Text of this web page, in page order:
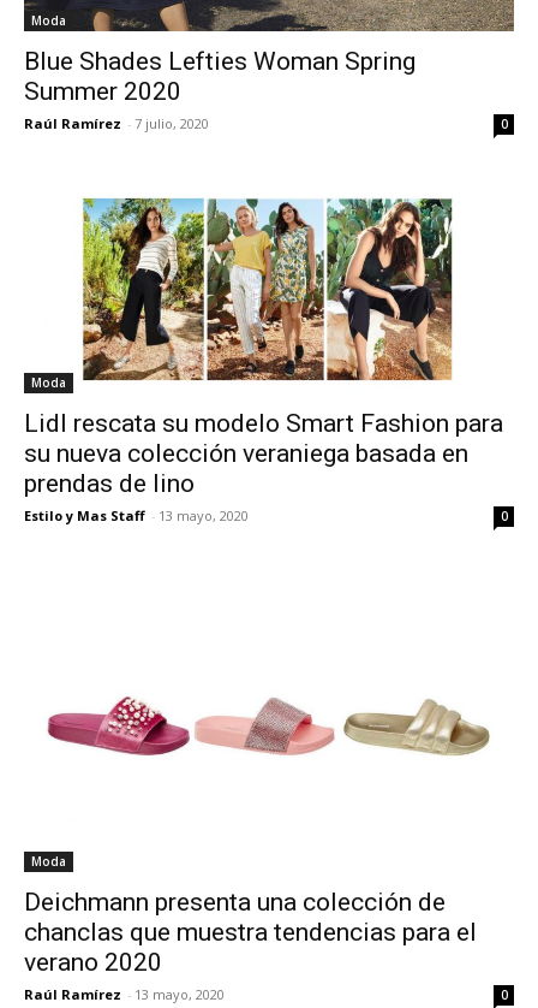
Moda
Blue Shades Lefties Woman Spring
Summer 2020
Raúl Ramírez - 7 julio, 2020 0
Moda
Lidl rescata su modelo Smart Fashion para
su nueva colección veraniega basada en
prendas de lino
Estilo y Mas Staff - 13 mayo, 2020 0
Moda
Deichmann presenta una colección de
chanclas que muestra tendencias para el
verano 2020
Raúl Ramírez - 13 mayo, 2020 0